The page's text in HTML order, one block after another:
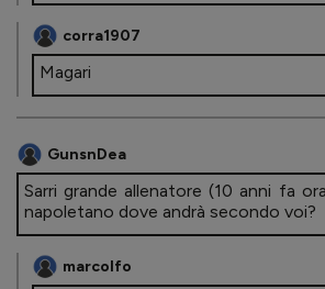
corra1907
Magari
GunsnDea
Sarri grande allenatore (10 anni fa
napoletano dove andrà secondo voi?
marcolfo